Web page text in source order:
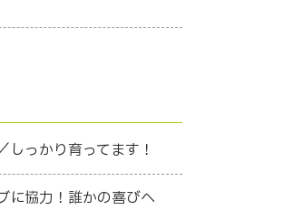
しっかり育ってます！
に協力！誰かの喜びへ